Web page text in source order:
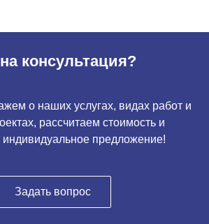
консультация?
о наших услугах, видах работ и
рассчитаем стоимость и
индивидуальное предложение!
Задать вопрос